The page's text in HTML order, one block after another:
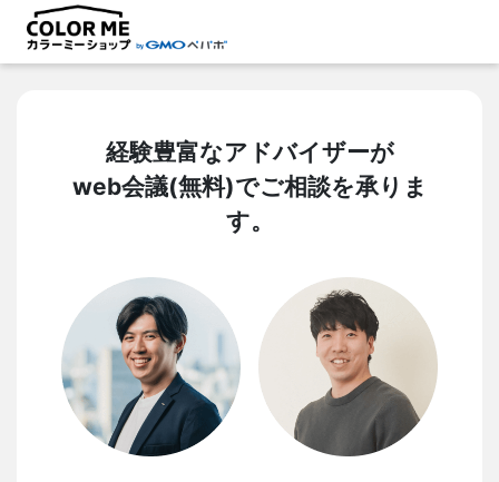
経験豊富なアドバイザーが
web会議(無料)でご相談を承りま
す。